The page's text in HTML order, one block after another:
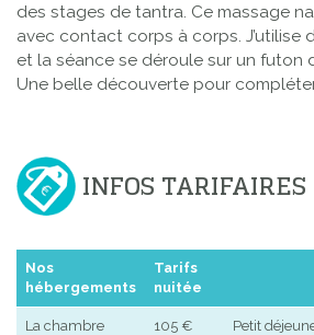
des stages de tantra. Ce massage
avec contact corps à corps. J’utilise
et la séance se déroule sur un futon
Une belle découverte pour
INFOS TARIFAIRES
Nos
hébergements
Tarifs
nuitée
La chambre
105 € Petit